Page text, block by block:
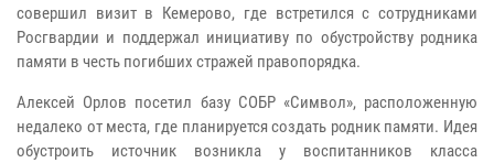
совершил визит в Кемерово, где встретился с сотрудниками
Росгвардии и поддержал инициативу по обустройству родника
памяти в честь погибших стражей правопорядка.
Алексей Орлов посетил базу СОБР «Символ», расположенную
недалеко от места, где планируется создать родник памяти. Идея
обустроить источник возникла у воспитанников класса